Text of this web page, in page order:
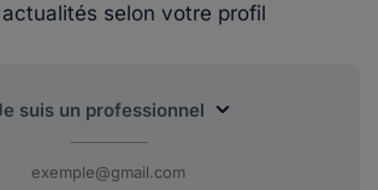
selon votre profil